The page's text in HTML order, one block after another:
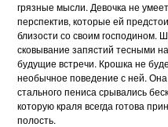
грязные мысли. Девочка не
перспектив, которые ей
близости со своим господином.
сковывание запястий тесными
будущие встречи. Крошка не
необычное поведение с ней.
стального пениса срывались
которую краля всегда готова
полость.